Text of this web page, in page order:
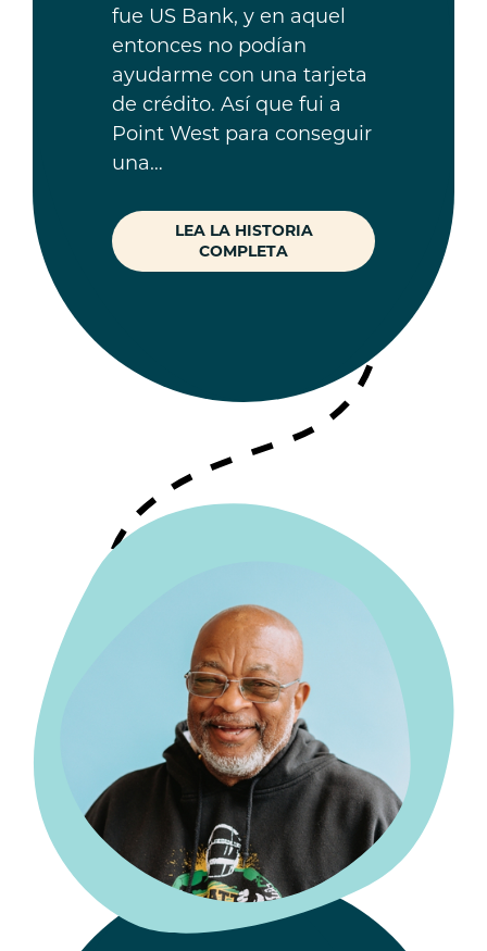
fue US Bank, y en aquel
entonces no podían
ayudarme con una tarjeta
de crédito. Así que fui a
Point West para conseguir
una…
LEA LA HISTORIA
COMPLETA